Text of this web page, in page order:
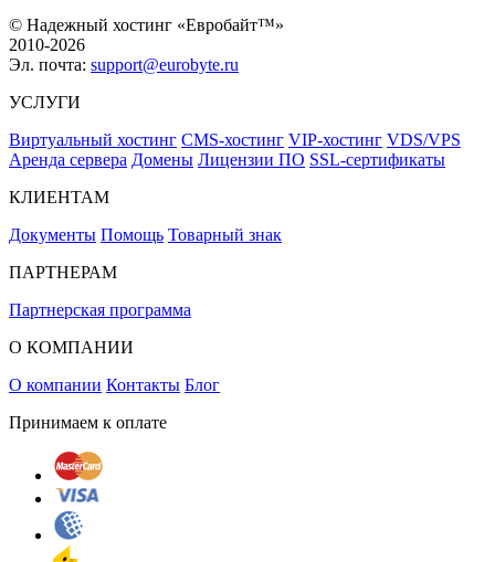
© Надежный хостинг «Евробайт™»
2010-2026
Эл. почта: support@eurobyte.ru
УСЛУГИ
Виртуальный хостинг CMS-хостинг VIP-хостинг VDS/VPS
Аренда сервера Домены Лицензии ПО SSL-сертификаты
КЛИЕНТАМ
Документы Помощь Товарный знак
ПАРТНЕРАМ
Партнерская программа
О КОМПАНИИ
О компании Контакты Блог
Принимаем к оплате